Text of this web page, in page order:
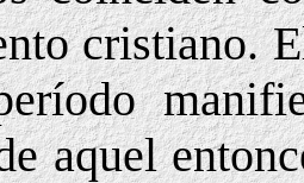
cristiano.
aquel